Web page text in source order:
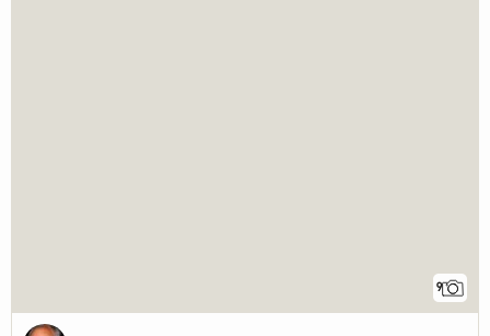
9